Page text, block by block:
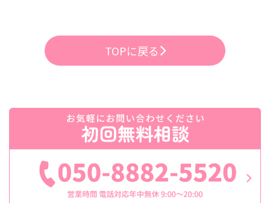
TOPに戻る